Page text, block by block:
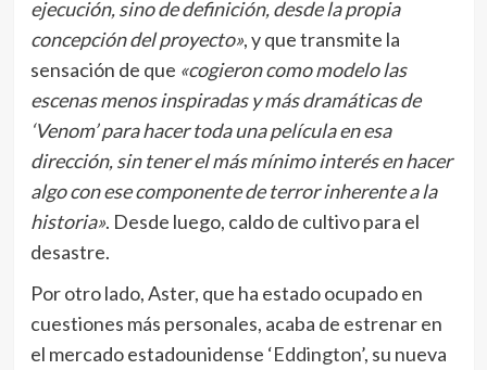
ejecución, sino de definición, desde la propia
concepción del proyecto», y que transmite la
sensación de que «cogieron como modelo las
escenas menos inspiradas y más dramáticas de
‘Venom’ para hacer toda una película en esa
dirección, sin tener el más mínimo interés en hacer
algo con ese componente de terror inherente a la
historia». Desde luego, caldo de cultivo para el
desastre.
Por otro lado, Aster, que ha estado ocupado en
cuestiones más personales, acaba de estrenar en
el mercado estadounidense ‘Eddington’, su nueva